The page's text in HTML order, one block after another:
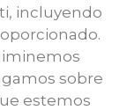
incluyendo
sobre
estemos